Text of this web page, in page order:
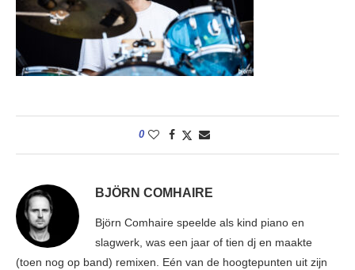
0
BJÖRN COMHAIRE
Björn Comhaire speelde als kind piano en
slagwerk, was een jaar of tien dj en maakte
(toen nog op band) remixen. Eén van de hoogtepunten uit zijn